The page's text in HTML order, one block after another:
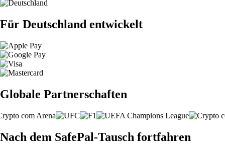
Für Deutschland entwickelt
Globale Partnerschaften
Nach dem SafePal-Tausch fortfahren